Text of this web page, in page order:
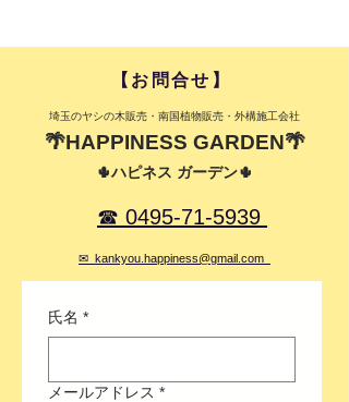
致します。
注意）配達料は、お届けする住所より
判断致します。
Google Mapにて計算させていただき
ます。
おります。
基本料金：３ｔ前後 配達：20,000円
５ｔ以上一括配送 配達：
注）※遠方の方は、一度ご相談下さい
※北海道、沖縄、離島別途料金
■ご購入前に注意事項の確認をお願い
​【お問合せ】​
​埼玉のヤシの木販売・南国植物販売・外構施工会社
🌴HAPPINESS GARDEN🌴
🌵ハピネス ガーデン🌵
☎ 0495-71-5939
✉ kankyou.happiness@gmail.com
氏名 *
メールアドレス *